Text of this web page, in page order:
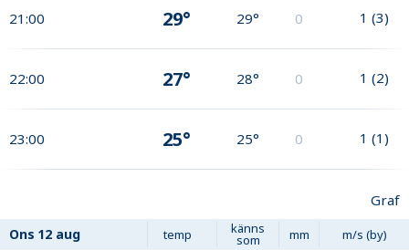
21:00 29° 29° 0 1 (3)
22:00 27° 28° 0 1 (2)
23:00 25° 25° 0 1 (1)
Graf
Ons 12 aug temp känns
som mm m/s (by)